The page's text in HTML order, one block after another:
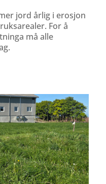
jord årlig i erosjon
For å
må alle